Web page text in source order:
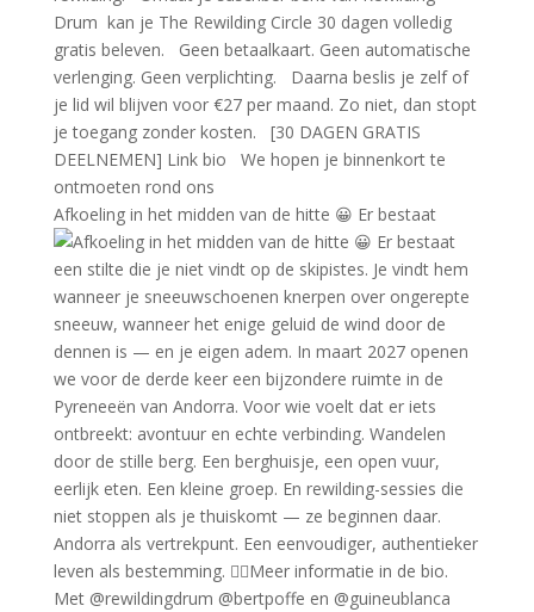
Afkoeling in het midden van de hitte 😀 Er bestaat